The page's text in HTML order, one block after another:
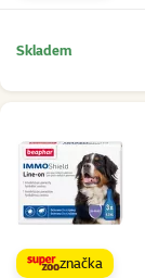
Skladem
značka